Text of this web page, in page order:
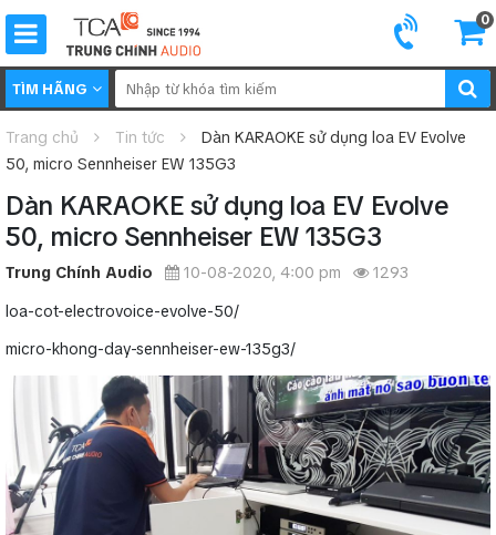
0
TÌM HÃNG
Trang chủ Tin tức
Dàn KARAOKE sử dụng loa EV Evolve
50, micro Sennheiser EW 135G3
Dàn KARAOKE sử dụng loa EV Evolve
50, micro Sennheiser EW 135G3
Trung Chính Audio 10-08-2020, 4:00 pm
1293
loa-cot-electrovoice-evolve-50/
micro-khong-day-sennheiser-ew-135g3/